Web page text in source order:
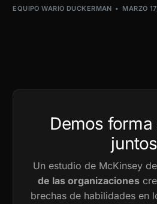
EQUIPO WARIO DUCKERMAN MARZO
Demos forma
juntos
Un estudio de McKinsey
de las organizaciones
brechas de habilidades en